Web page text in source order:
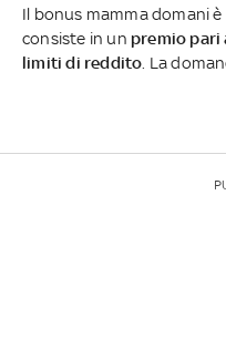
Il bonus mamma domani
consiste in un premio pari
limiti di reddito . La